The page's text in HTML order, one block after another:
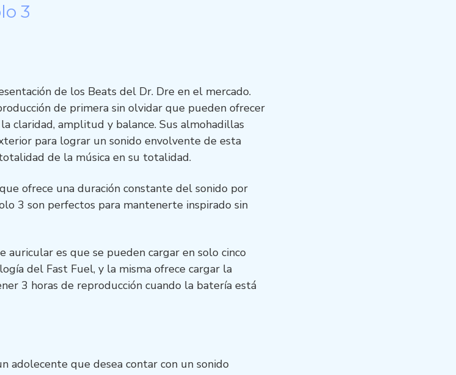
3
de los Beats del Dr. Dre en el mercado.
de primera sin olvidar que pueden ofrecer
claridad, amplitud y balance. Sus almohadillas
para lograr un sonido envolvente de esta
de la música en su totalidad.
ofrece una duración constante del sonido por
3 son perfectos para mantenerte inspirado sin
auricular es que se pueden cargar en solo cinco
del Fast Fuel, y la misma ofrece cargar la
3 horas de reproducción cuando la batería está
adolecente que desea contar con un sonido